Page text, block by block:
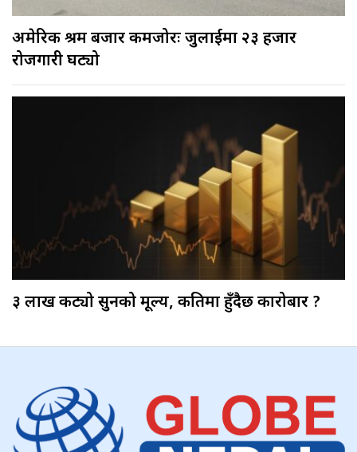
अमेरिकी श्रम बजार कमजोरः जुलाईमा २३ हजार
रोजगारी घट्यो
३ लाख कट्यो सुनको मूल्य, कतिमा हुँदैछ कारोबार ?